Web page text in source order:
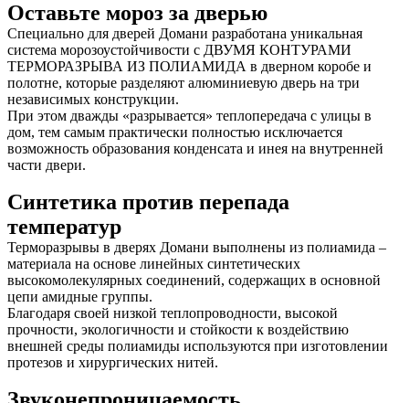
Оставьте мороз за дверью
Специально для дверей Домани разработана уникальная
система морозоустойчивости с ДВУМЯ КОНТУРАМИ
ТЕРМОРАЗРЫВА ИЗ ПОЛИАМИДА в дверном коробе и
полотне, которые разделяют алюминиевую дверь на три
независимых конструкции.
При этом дважды «разрывается» теплопередача с улицы в
дом, тем самым практически полностью исключается
возможность образования конденсата и инея на внутренней
части двери.
Синтетика против перепада
температур
Терморазрывы в дверях Домани выполнены из полиамида –
материала на основе линейных синтетических
высокомолекулярных соединений, содержащих в основной
цепи амидные группы.
Благодаря своей низкой теплопроводности, высокой
прочности, экологичности и стойкости к воздействию
внешней среды полиамиды используются при изготовлении
протезов и хирургических нитей.